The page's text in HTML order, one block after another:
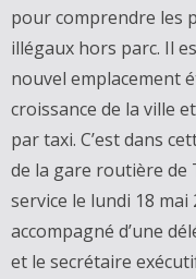
pour comprendre les
illégaux hors parc. Il
nouvel emplacement
croissance de la ville
par taxi. C’est dans
de la gare routière de
service le lundi 18 mai
accompagné d’une
et le secrétaire